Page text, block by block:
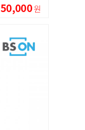
50,000원